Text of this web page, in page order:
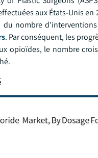
aux États-Unis
nombre
. Par conséquent, les
opioïdes, le nombre